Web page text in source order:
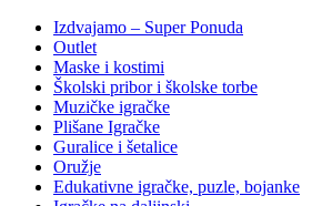
Izdvajamo – Super Ponuda
Outlet
Maske i kostimi
Školski pribor i školske torbe
Muzičke igračke
Plišane Igračke
Guralice i šetalice
Oružje
Edukativne igračke, puzle, bojanke